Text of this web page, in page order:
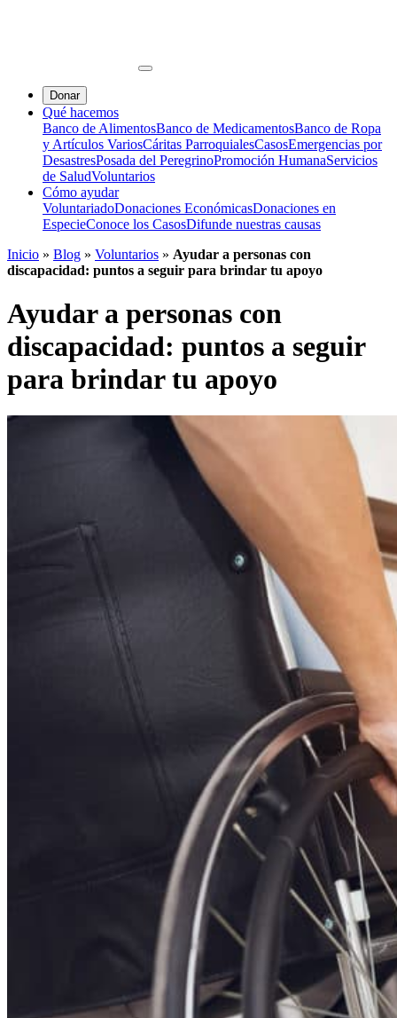
Donar
Qué hacemos
Banco de AlimentosBanco de MedicamentosBanco de Ropa
y Artículos VariosCáritas ParroquialesCasosEmergencias por
DesastresPosada del PeregrinoPromoción HumanaServicios
de SaludVoluntarios
Cómo ayudar
VoluntariadoDonaciones EconómicasDonaciones en
EspecieConoce los CasosDifunde nuestras causas
Inicio » Blog » Voluntarios » Ayudar a personas con
discapacidad: puntos a seguir para brindar tu apoyo
Ayudar a personas con
discapacidad: puntos a seguir
para brindar tu apoyo